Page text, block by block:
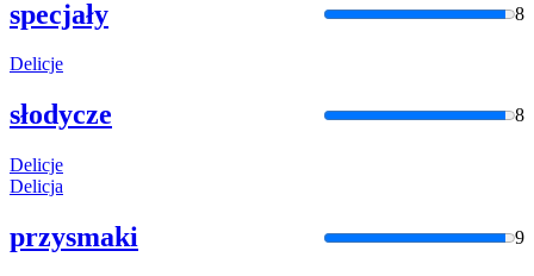
specjały 8
Delicje
słodycze 8
Delicje
Delicja
przysmaki 9